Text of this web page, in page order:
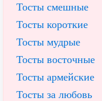
Тосты смешные
Тосты короткие
Тосты мудрые
Тосты восточные
Тосты армейские
Тосты за любовь